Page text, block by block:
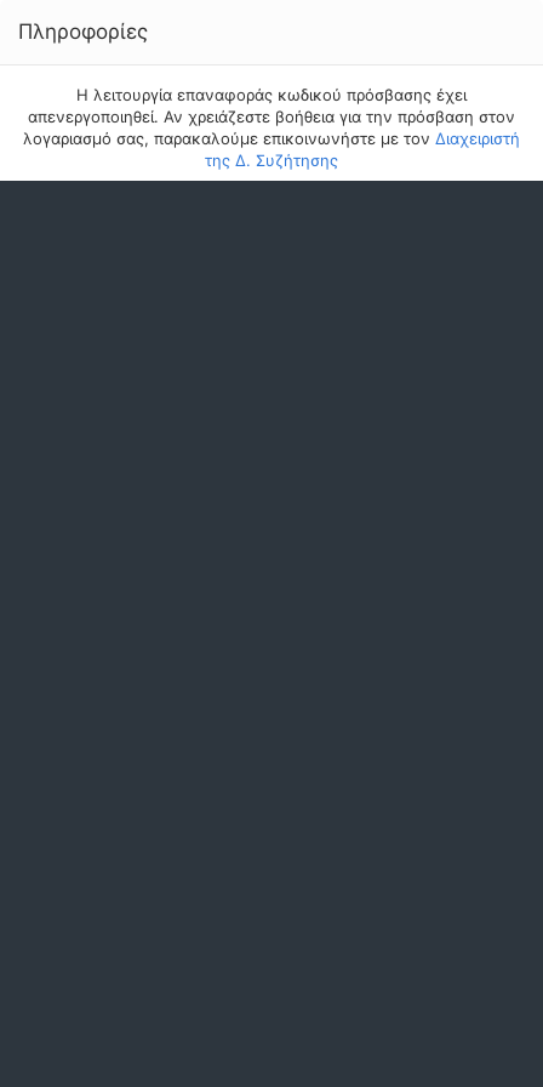
Πληροφορίες
Η λειτουργία επαναφοράς κωδικού πρόσβασης έχει
απενεργοποιηθεί. Αν χρειάζεστε βοήθεια για την πρόσβαση στον
λογαριασμό σας, παρακαλούμε επικοινωνήστε με τον Διαχειριστή
της Δ. Συζήτησης